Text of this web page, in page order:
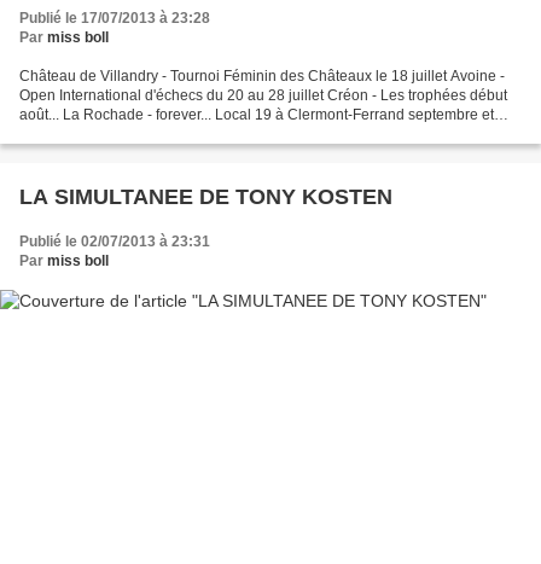
Publié le 17/07/2013 à 23:28
Par miss boll
Château de Villandry - Tournoi Féminin des Châteaux le 18 juillet Avoine -
Open International d'échecs du 20 au 28 juillet Créon - Les trophées début
août... La Rochade - forever... Local 19 à Clermont-Ferrand septembre et
LA SIMULTANEE DE TONY KOSTEN
Publié le 02/07/2013 à 23:31
Par miss boll